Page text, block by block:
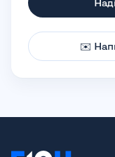
✉️